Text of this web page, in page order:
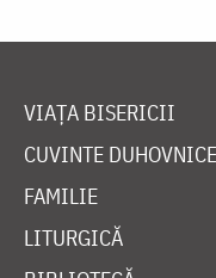
VIAȚA BISERICII
CUVINTE
FAMILIE
LITURGICĂ